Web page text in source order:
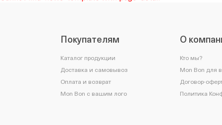
Покупателям
Каталог продукции
Доставка и самовывоз
Оплата и возврат
Mon Bon с вашим лого
О
Кто мы?
Mon Bon для
Договор-
Политика